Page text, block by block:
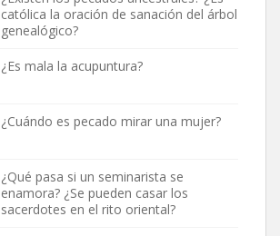
católica la oración de sanación del árbol
genealógico?
¿Es mala la acupuntura?
¿Cuándo es pecado mirar una mujer?
¿Qué pasa si un seminarista se
enamora? ¿Se pueden casar los
sacerdotes en el rito oriental?